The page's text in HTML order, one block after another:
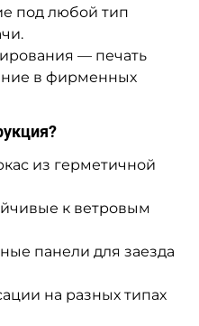
под любой тип
— печать
в фирменных
из герметичной
к ветровым
панели для заезда
на разных типах